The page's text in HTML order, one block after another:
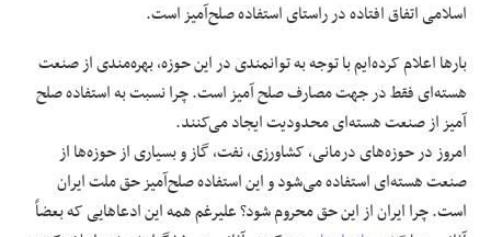
اسلامی اتفاق افتاده در راستای استفاده صلح‌آمیز است.
بارها اعلام کرده‌ایم با توجه به توانمندی در این حوزه، بهره‌مندی از صنعت
هسته‌ای فقط در جهت مصارف صلح آمیز است. چرا نسبت به استفاده صلح
آمیز از صنعت هسته‌ای محدودیت ایجاد می‌کنند.
امروز در حوزه‌های درمانی، کشاورزی، نفت، گاز و بسیاری از حوزه‌ها از
صنعت هسته‌ای استفاده می‌شود و این استفاده صلح‌آمیز حق ملت ایران
است. چرا ایران از این حق محروم شود؟ علیرغم همه این ادعاهایی که بعضاً